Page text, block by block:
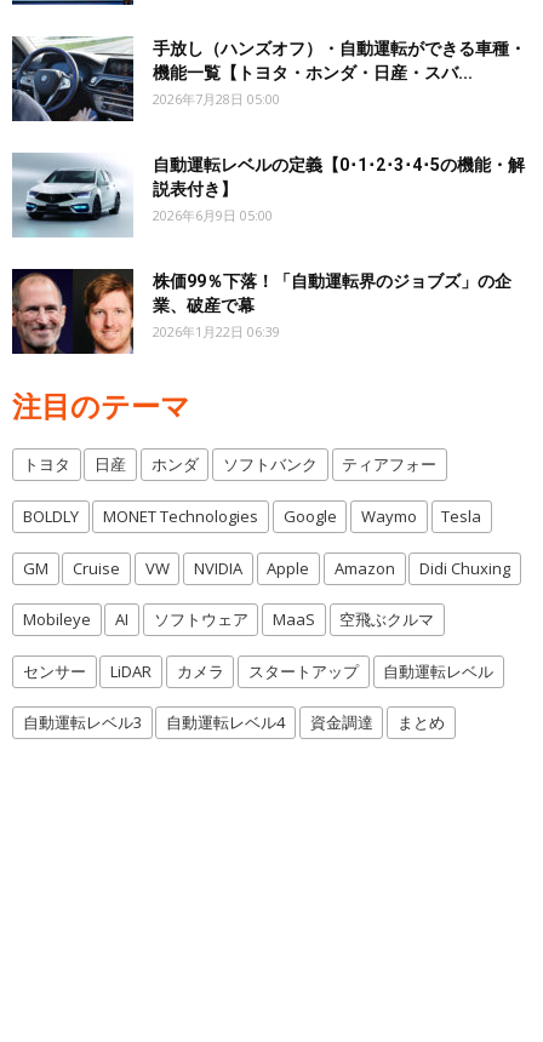
手放し（ハンズオフ）・自動運転ができる車種・
機能一覧【トヨタ・ホンダ・日産・スバ...
2026年7月28日 05:00
自動運転レベルの定義【0･1･2･3･4･5の機能・解
説表付き】
2026年6月9日 05:00
株価99％下落！「自動運転界のジョブズ」の企
業、破産で幕
2026年1月22日 06:39
注目のテーマ
トヨタ 日産 ホンダ ソフトバンク ティアフォー
BOLDLY MONET Technologies Google Waymo Tesla
GM Cruise VW NVIDIA Apple Amazon Didi Chuxing
Mobileye AI ソフトウェア MaaS 空飛ぶクルマ
センサー LiDAR カメラ スタートアップ 自動運転レベル
自動運転レベル3 自動運転レベル4 資金調達 まとめ